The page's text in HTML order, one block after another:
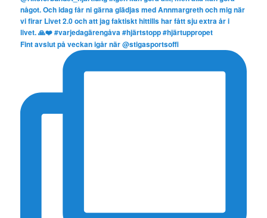
Fint avslut på veckan igår när @stigasportsoffi